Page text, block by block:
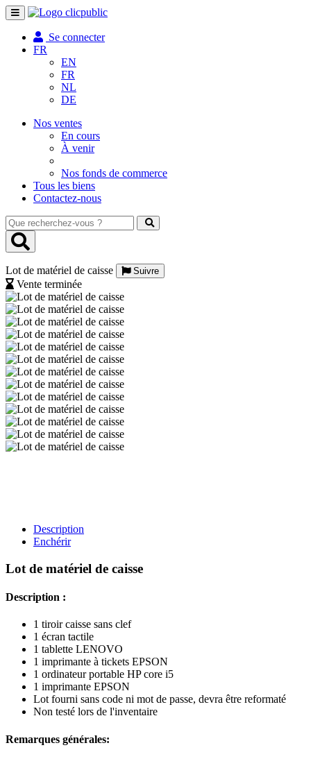
Toggle
navigation
Se connecter
FR
EN
FR
NL
DE
Nos ventes
En cours
À venir
Nos fonds de commerce
Tous les biens
Contactez-nous
Que
recherchez-
vous
Lot de matériel de caisse
Suivre
Vente terminée
Description
Enchérir
Lot de matériel de caisse
Description :
1 tiroir caisse sans clef
1 écran tactile
1 tablette LENOVO
1 imprimante à tickets EPSON
1 ordinateur portable HP core i5
1 imprimante EPSON
Lot fourni sans code ni mot de passe, devra être reformaté
Non testé lors de l'inventaire
Remarques générales: